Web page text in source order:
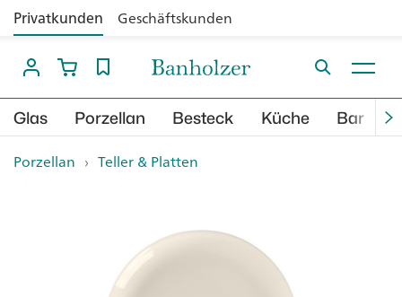
Privatkunden Geschäftskunden
Glas Porzellan Besteck Küche Bar
Porzellan › Teller & Platten